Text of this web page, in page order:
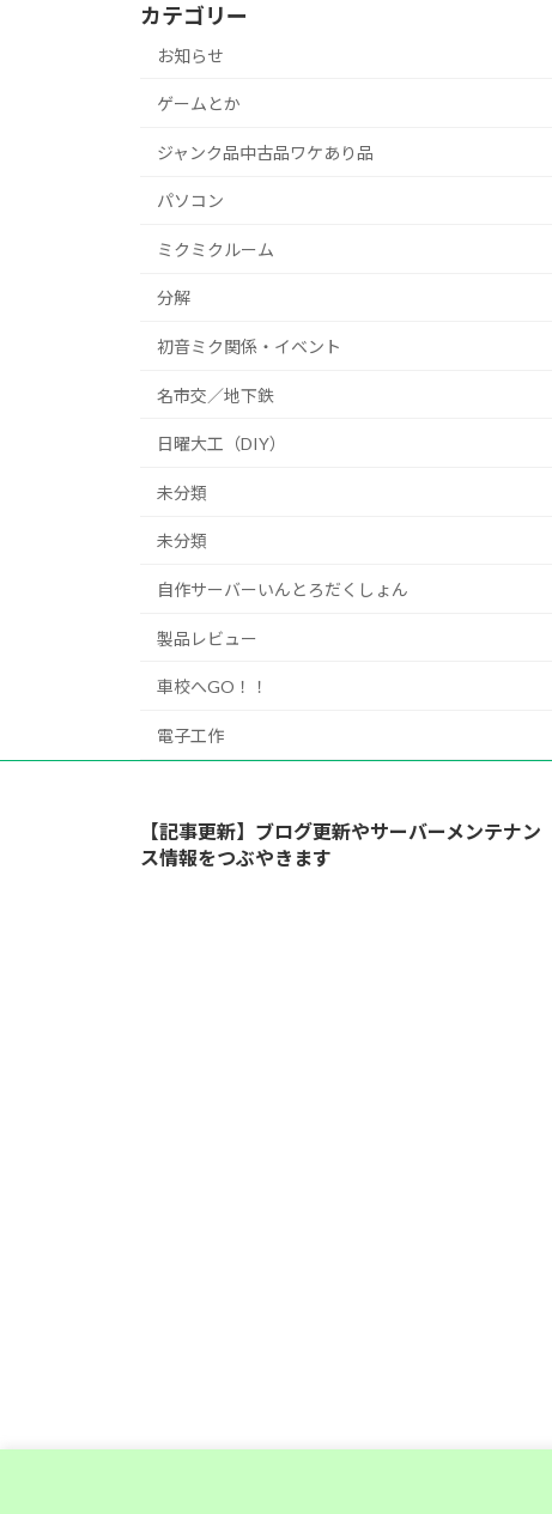
カテゴリー
お知らせ
ゲームとか
ジャンク品中古品ワケあり品
パソコン
ミクミクルーム
分解
初音ミク関係・イベント
名市交／地下鉄
日曜大工（DIY）
未分類
未分類
自作サーバーいんとろだくしょん
製品レビュー
車校へGO！！
電子工作
【記事更新】ブログ更新やサーバーメンテナン
ス情報をつぶやきます